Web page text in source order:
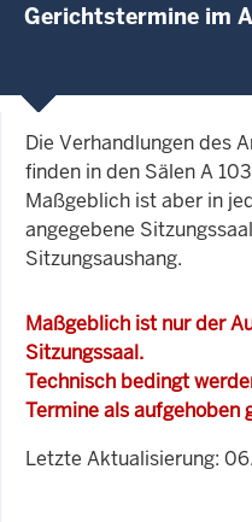
Gerichtstermine im
Die Verhandlungen des
finden in den Sälen A
Maßgeblich ist aber in
angegebene
Sitzungsaushang.
Maßgeblich ist nur der
Sitzungssaal.
Technisch bedingt
Termine als aufgehoben
Letzte Aktualisierung: